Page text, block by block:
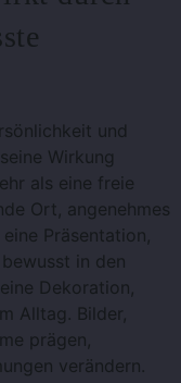
und
Wirkung
als eine freie
Ort, angenehmes
Präsentation,
in den
Dekoration,
Alltag. Bilder,
prägen,
verändern.